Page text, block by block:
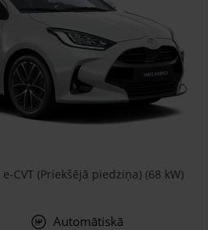
CVT (Priekšējā piedziņa) (68 kW)
Automātiskā